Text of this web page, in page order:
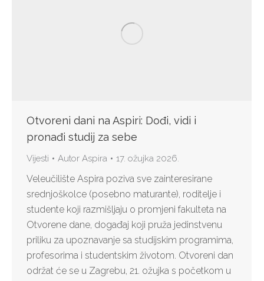
Otvoreni dani na Aspiri: Dođi, vidi i
pronađi studij za sebe
Vijesti Autor Aspira 17. ožujka 2026.
Veleučilište Aspira poziva sve zainteresirane
srednjoškolce (posebno maturante), roditelje i
studente koji razmišljaju o promjeni fakulteta na
Otvorene dane, događaj koji pruža jedinstvenu
priliku za upoznavanje sa studijskim programima,
profesorima i studentskim životom. Otvoreni dan
održat će se u Zagrebu, 21. ožujka s početkom u